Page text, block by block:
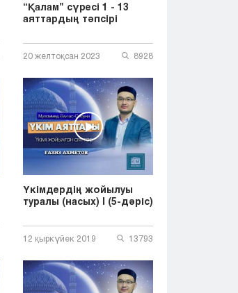
“Қалам" сүресі 1 - 13
аяттардың тәпсірі
20 желтоқсан 2023 8928
Үкімдердің жойылуы
туралы (насых) | (5-дәріс)
12 қыркүйек 2019 13793